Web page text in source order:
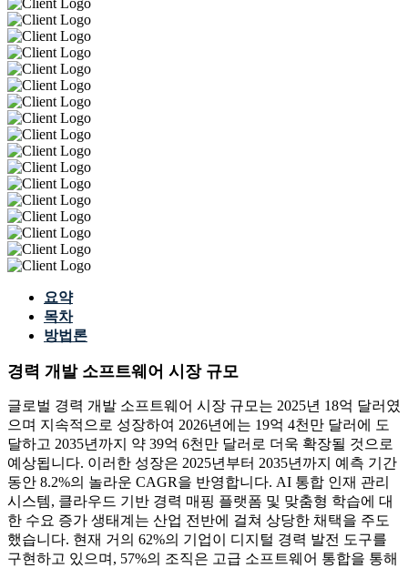
요약
목차
방법론
경력 개발 소프트웨어 시장 규모
글로벌 경력 개발 소프트웨어 시장 규모는 2025년 18억 달러였
으며 지속적으로 성장하여 2026년에는 19억 4천만 달러에 도
달하고 2035년까지 약 39억 6천만 달러로 더욱 확장될 것으로
예상됩니다. 이러한 성장은 2025년부터 2035년까지 예측 기간
동안 8.2%의 놀라운 CAGR을 반영합니다. AI 통합 인재 관리
시스템, 클라우드 기반 경력 매핑 플랫폼 및 맞춤형 학습에 대
한 수요 증가 생태계는 산업 전반에 걸쳐 상당한 채택을 주도
했습니다. 현재 거의 62%의 기업이 디지털 경력 발전 도구를
구현하고 있으며, 57%의 조직은 고급 소프트웨어 통합을 통해